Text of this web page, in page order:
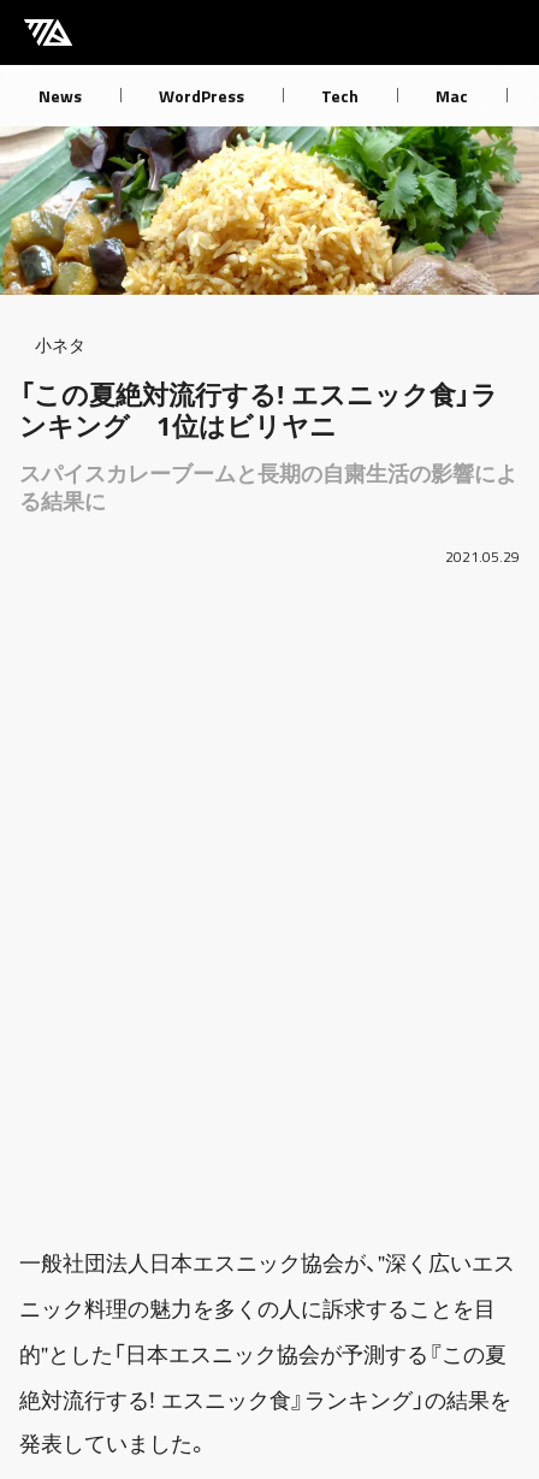
[M] mbdb [モバデビ]
News WordPress Tech Mac
Breadcrumb
小ネタ
「この夏絶対流行する! エスニック食」ラ
ンキング 1位はビリヤニ
スパイスカレーブームと長期の自粛生活の影響によ
る結果に
2021.05.29
一般社団法人日本エスニック協会が、 深く広いエス
ニック料理の魅力を多くの人に訴求することを目
的 とした「日本エスニック協会が予測する『この夏
絶対流行する! エスニック食』ランキング」の結果を
発表していました。